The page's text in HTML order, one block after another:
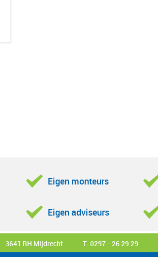
Eigen monteurs
Eigen adviseurs
3641 RH Mijdrecht T. 0297 - 26 29 29